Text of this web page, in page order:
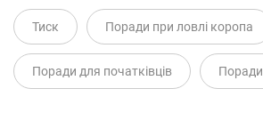
Тиск Поради при ловлі коропа
Поради для початківців Поради